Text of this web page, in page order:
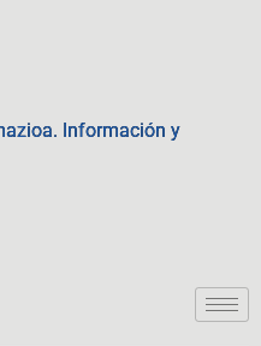
Información y